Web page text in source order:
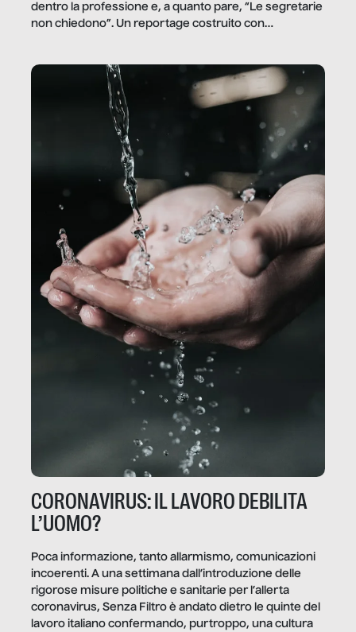
dentro la professione e, a quanto pare, “Le segretarie
non chiedono”. Un reportage costruito con
CORONAVIRUS: IL LAVORO DEBILITA
L’UOMO?
Poca informazione, tanto allarmismo, comunicazioni
incoerenti. A una settimana dall’introduzione delle
rigorose misure politiche e sanitarie per l’allerta
coronavirus, Senza Filtro è andato dietro le quinte del
lavoro italiano confermando, purtroppo, una cultura